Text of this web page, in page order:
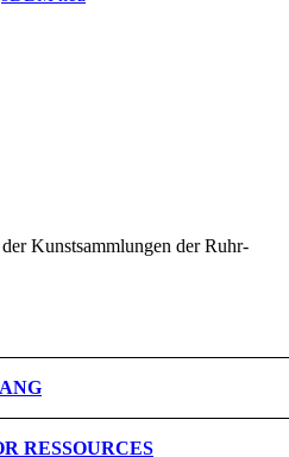
Kunstsammlungen der Ruhr-
RESSOURCES